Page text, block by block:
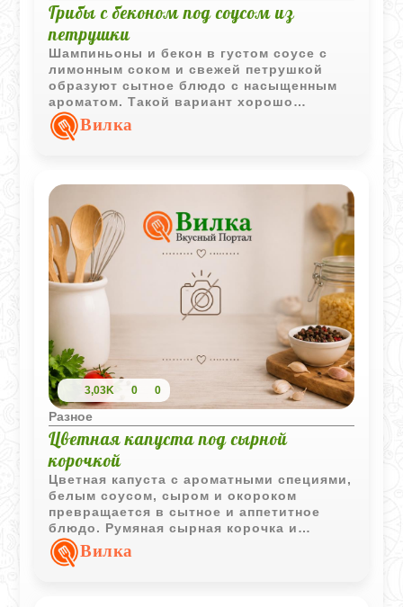
Грибы с беконом под соусом из
петрушки
Шампиньоны и бекон в густом соусе с
лимонным соком и свежей петрушкой
образуют сытное блюдо с насыщенным
ароматом. Такой вариант хорошо
подойдёт как самостоятельная горячая
закуска или дополнение к гарниру.
Вилка
3,03K 0 0
Разное
Цветная капуста под сырной
корочкой
Цветная капуста с ароматными специями,
белым соусом, сыром и окороком
превращается в сытное и аппетитное
блюдо. Румяная сырная корочка и
насыщенный вкус делают его отличным
вариантом для обеда или ужина.
Вилка